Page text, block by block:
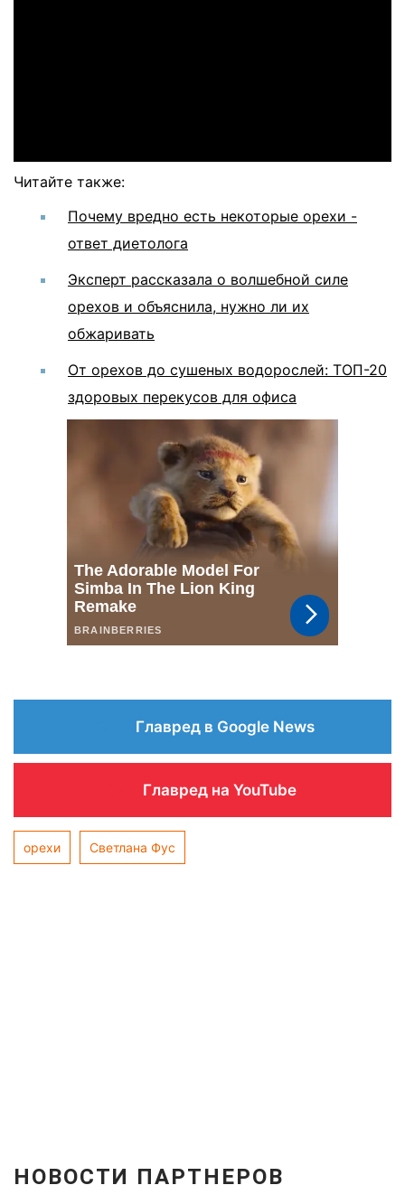
Читайте также:
Почему вредно есть некоторые орехи -
ответ диетолога
Эксперт рассказала о волшебной силе
орехов и объяснила, нужно ли их
обжаривать
От орехов до сушеных водорослей: ТОП-20
здоровых перекусов для офиса
Главред в Google News
Главред на YouTube
орехи Светлана Фус